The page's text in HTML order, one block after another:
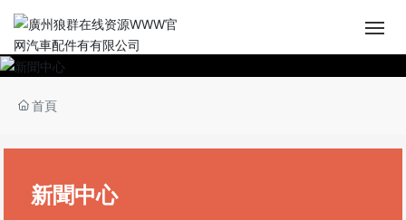
首頁
產品展廳
首頁
新聞中心